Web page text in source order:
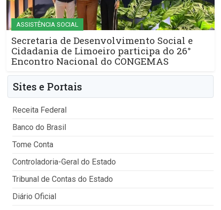
ASSISTÊNCIA SOCIAL
Secretaria de Desenvolvimento Social e
Cidadania de Limoeiro participa do 26°
Encontro Nacional do CONGEMAS
Sites e Portais
Receita Federal
Banco do Brasil
Tome Conta
Controladoria-Geral do Estado
Tribunal de Contas do Estado
Diário Oficial